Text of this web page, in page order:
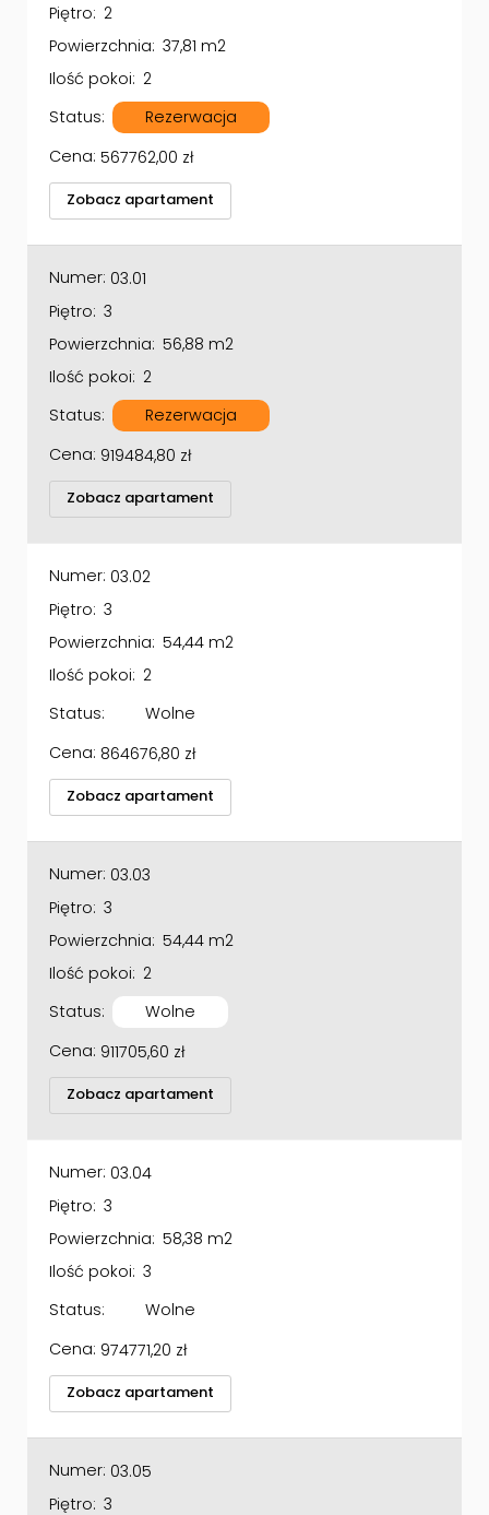
Piętro: 2
Powierzchnia: 37,81 m2
Ilość pokoi: 2
Status:
Rezerwacja
Cena: 567762,00 zł
Zobacz apartament
Numer: 03.01
Piętro: 3
Powierzchnia: 56,88 m2
Ilość pokoi: 2
Status:
Rezerwacja
Cena: 919484,80 zł
Zobacz apartament
Numer: 03.02
Piętro: 3
Powierzchnia: 54,44 m2
Ilość pokoi: 2
Status:
Wolne
Cena: 864676,80 zł
Zobacz apartament
Numer: 03.03
Piętro: 3
Powierzchnia: 54,44 m2
Ilość pokoi: 2
Status:
Wolne
Cena: 911705,60 zł
Zobacz apartament
Numer: 03.04
Piętro: 3
Powierzchnia: 58,38 m2
Ilość pokoi: 3
Status:
Wolne
Cena: 974771,20 zł
Zobacz apartament
Numer: 03.05
Piętro: 3